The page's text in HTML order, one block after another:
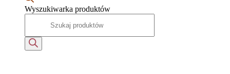
Wyszukiwarka produktów